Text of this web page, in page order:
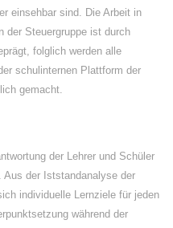
einsehbar sind. Die Arbeit in
der Steuergruppe ist durch
folglich werden alle
schulinternen Plattform der
gemacht.
der Lehrer und Schüler
Aus der Iststandanalyse der
individuelle Lernziele für jeden
während der